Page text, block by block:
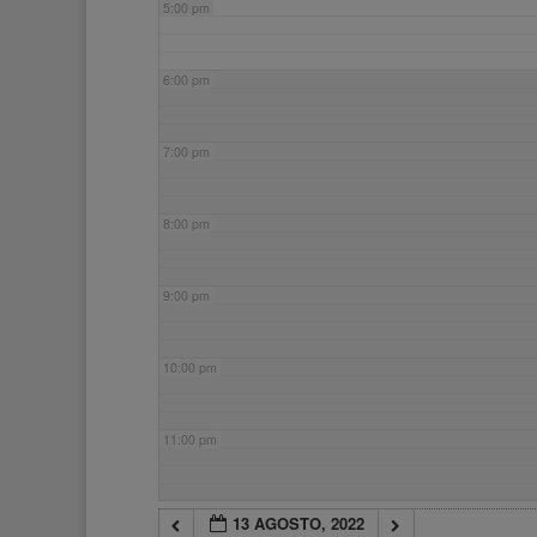
5:00 pm
6:00 pm
7:00 pm
8:00 pm
9:00 pm
10:00 pm
11:00 pm
13 AGOSTO, 2022